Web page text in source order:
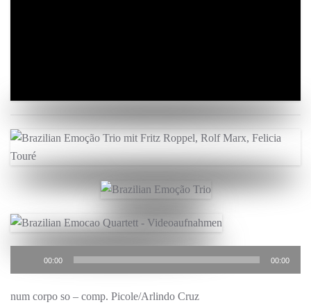
Player
00:00 00:00
num corpo so – comp. Picole/Arlindo Cruz